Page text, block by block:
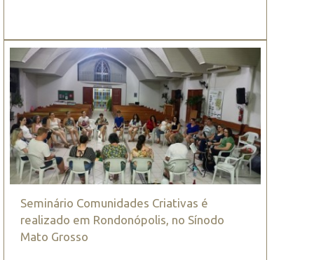
Seminário Comunidades Criativas é
realizado em Rondonópolis, no Sínodo
Mato Grosso